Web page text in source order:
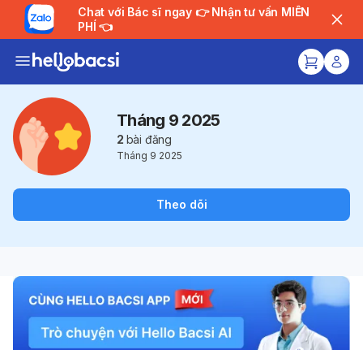
Chat với Bác sĩ ngay 👉 Nhận tư vấn MIỄN
PHÍ 👈
Tháng 9 2025
2 bài đăng
Tháng 9 2025
Theo dõi